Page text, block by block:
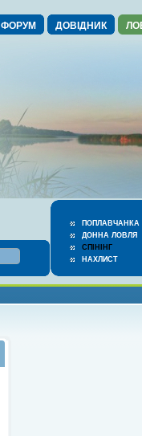
ФОРУМ ДОВІДНИК
ПОПЛАВЧАНКА
ДОННА ЛОВЛЯ
СПІНІНГ
НАХЛИСТ